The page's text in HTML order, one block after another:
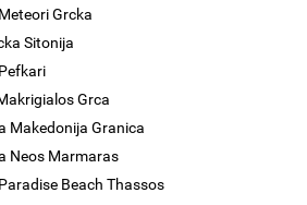
Grcka
Sitonija
Grca
Makedonija Granica
Neos Marmaras
Beach Thassos